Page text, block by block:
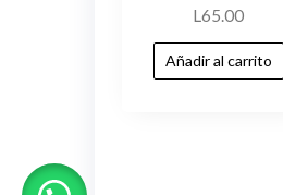
L65.00
Añadir al carrito